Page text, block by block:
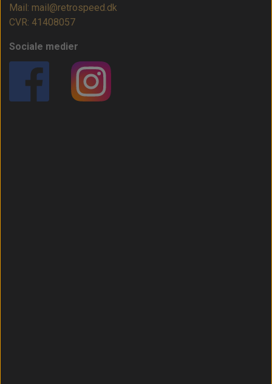
Mail: mail@retrospeed.dk
CVR: 41408057
Sociale medier